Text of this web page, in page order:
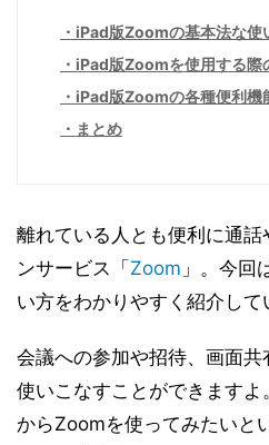
iPad版Zoomの基本法な使
iPad版Zoomを使用する際
iPad版Zoomの各種便利機
まとめ
離れている人とも便利に通
ンサービス「 Zoom 」。今回
い方をわかりやすく紹介して
会議への参加や招待、画面
使いこなすことができます
からZoomを使ってみたいと